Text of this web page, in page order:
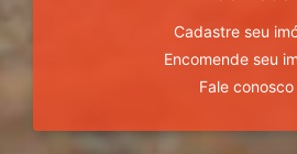
Cadastre seu
Encomende seu
Fale conosco